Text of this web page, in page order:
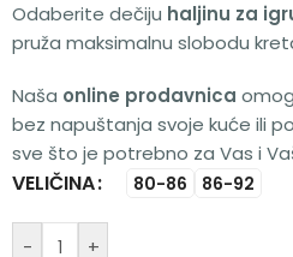
Odaberite dečiju haljinu za
pruža maksimalnu slobodu
Naša online prodavnica
bez napuštanja svoje kuće ili
sve što je potrebno za Vas i
VELIČINA 80-86 86-92
- +
Alternative: